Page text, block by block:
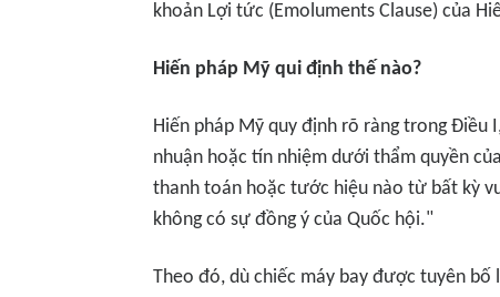
khoản Lợi tức (Emoluments Clause) của
Hiến pháp Mỹ qui định thế nào?
Hiến pháp Mỹ quy định rõ ràng trong Điều
nhuận hoặc tín nhiệm dưới thẩm quyền
thanh toán hoặc tước hiệu nào từ bất kỳ
không có sự đồng ý của Quốc hội."
Theo đó, dù chiếc máy bay được tuyên bố